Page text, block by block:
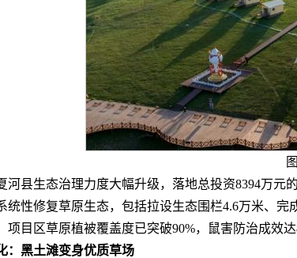
河县生态治理力度大幅升级，落地总投资8394万
统性修复草原生态，包括拉设生态围栏4.6万米、完
项目区草原植被覆盖度已突破90%，鼠害防治成效
：黑土滩变身优质草场